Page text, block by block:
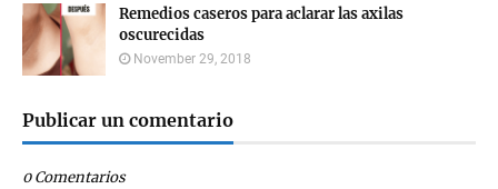
Remedios caseros para aclarar las axilas
oscurecidas
November 29, 2018
Publicar un comentario
0 Comentarios